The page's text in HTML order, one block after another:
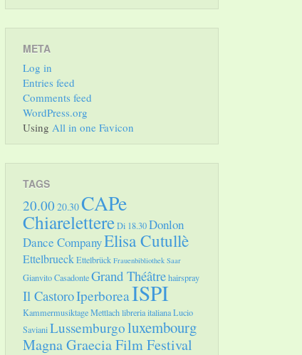
META
Log in
Entries feed
Comments feed
WordPress.org
Using All in one Favicon
TAGS
20.00 20.30CAPe
ChiarelettereDi 18.30Donlon
Dance CompanyElisa Cutullè
EttelbrueckEttelbrück Frauenbibliothek Saar
Gianvito CasadonteGrand Théâtrehairspray
Il CastoroIperboreaISPI
Kammermusiktage Mettlachlibreria italianaLucio
SavianiLussemburgoluxembourg
Magna Graecia Film Festival